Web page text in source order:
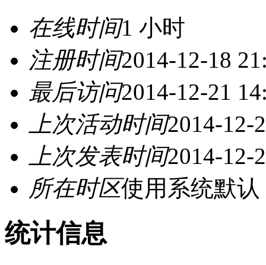
在线时间1 小时
注册时间2014-12-18
最后访问2014-12-21
上次活动时间2014-12-
上次发表时间2014-12-
所在时区使用系统默认
统计信息